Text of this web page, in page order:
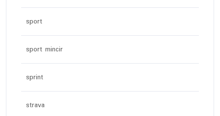
sport
sport mincir
sprint
strava